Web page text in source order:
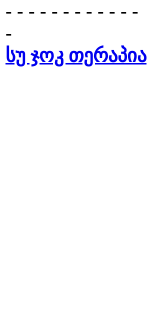
- - - - - - - - - - - -
-
სუ ჯოკ თერაპია